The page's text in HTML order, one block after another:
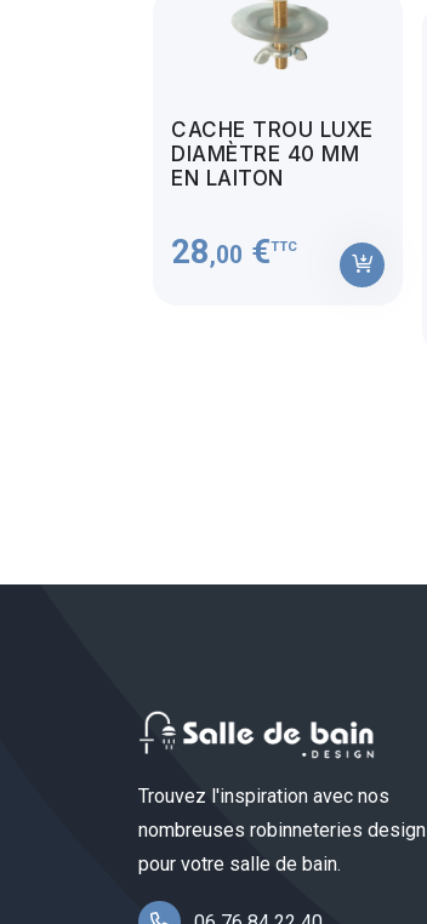
CACHE TROU LUXE
DIAMÈTRE 40 MM
EN LAITON
28,00 €TTC
Trouvez l'inspiration avec nos
nombreuses robinneteries design
pour votre salle de bain.